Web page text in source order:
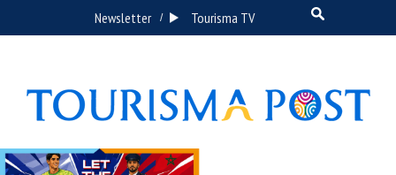
Newsletter / Tourisma TV